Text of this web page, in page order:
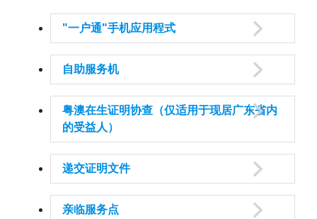
"一户通"手机应用程式
自助服务机
粤澳在生证明协查（仅适用于现居广东省内
的受益人）
递交证明文件
亲临服务点